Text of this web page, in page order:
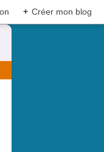
+ Créer mon blog